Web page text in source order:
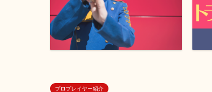
プロプレイヤー紹介